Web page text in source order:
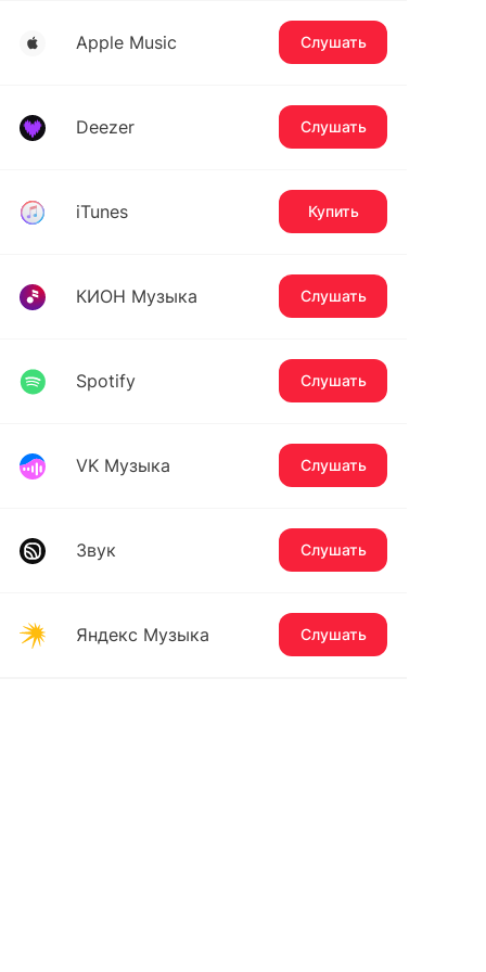
Apple Music Слушать
Deezer Слушать
iTunes Купить
КИОН Музыка Слушать
Spotify Слушать
VK Музыка Слушать
Звук Слушать
Яндекс Музыка Слушать